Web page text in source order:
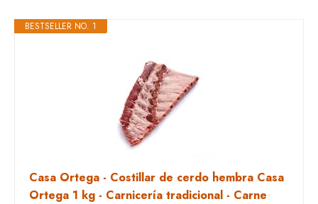
BESTSELLER NO. 1
Casa Ortega - Costillar de cerdo hembra Casa
Ortega 1 kg - Carnicería tradicional - Carne